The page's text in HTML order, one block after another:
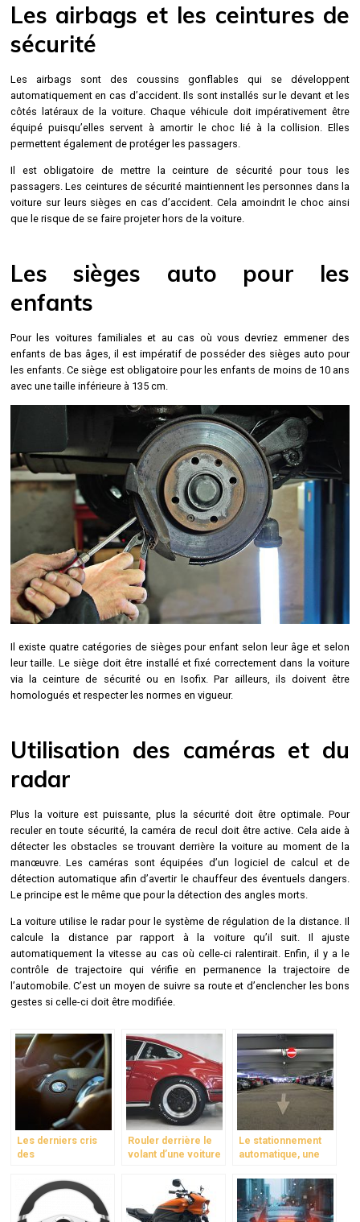
Les airbags et les ceintures de
sécurité
Les airbags sont des coussins gonflables qui se développent
automatiquement en cas d’accident. Ils sont installés sur le devant et les
côtés latéraux de la voiture. Chaque véhicule doit impérativement être
équipé puisqu’elles servent à amortir le choc lié à la collision. Elles
permettent également de protéger les passagers.
Il est obligatoire de mettre la ceinture de sécurité pour tous les
passagers. Les ceintures de sécurité maintiennent les personnes dans la
voiture sur leurs sièges en cas d’accident. Cela amoindrit le choc ainsi
que le risque de se faire projeter hors de la voiture.
Les sièges auto pour les
enfants
Pour les voitures familiales et au cas où vous devriez emmener des
enfants de bas âges, il est impératif de posséder des sièges auto pour
les enfants. Ce siège est obligatoire pour les enfants de moins de 10 ans
avec une taille inférieure à 135 cm.
Il existe quatre catégories de sièges pour enfant selon leur âge et selon
leur taille. Le siège doit être installé et fixé correctement dans la voiture
via la ceinture de sécurité ou en Isofix. Par ailleurs, ils doivent être
homologués et respecter les normes en vigueur.
Utilisation des caméras et du
radar
Plus la voiture est puissante, plus la sécurité doit être optimale. Pour
reculer en toute sécurité, la caméra de recul doit être active. Cela aide à
détecter les obstacles se trouvant derrière la voiture au moment de la
manœuvre. Les caméras sont équipées d’un logiciel de calcul et de
détection automatique afin d’avertir le chauffeur des éventuels dangers.
Le principe est le même que pour la détection des angles morts.
La voiture utilise le radar pour le système de régulation de la distance. Il
calcule la distance par rapport à la voiture qu’il suit. Il ajuste
automatiquement la vitesse au cas où celle-ci ralentirait. Enfin, il y a le
contrôle de trajectoire qui vérifie en permanence la trajectoire de
l’automobile. C’est un moyen de suivre sa route et d’enclencher les bons
gestes si celle-ci doit être modifiée.
Les derniers cris
des
Rouler derrière le
volant d’une voiture
Le stationnement
automatique, une
conducteurs